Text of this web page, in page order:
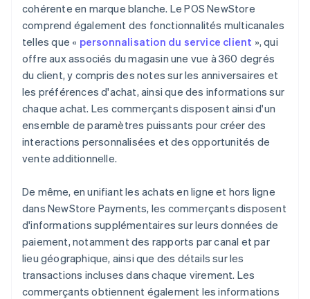
cohérente en marque blanche. Le POS NewStore
comprend également des fonctionnalités multicanales
telles que « personnalisation du service client », qui
offre aux associés du magasin une vue à 360 degrés
du client, y compris des notes sur les anniversaires et
les préférences d'achat, ainsi que des informations sur
chaque achat. Les commerçants disposent ainsi d'un
ensemble de paramètres puissants pour créer des
interactions personnalisées et des opportunités de
vente additionnelle.
De même, en unifiant les achats en ligne et hors ligne
dans NewStore Payments, les commerçants disposent
d'informations supplémentaires sur leurs données de
paiement, notamment des rapports par canal et par
lieu géographique, ainsi que des détails sur les
transactions incluses dans chaque virement. Les
commerçants obtiennent également les informations